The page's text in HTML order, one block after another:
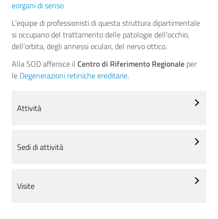
eorgani di senso
L’equipe di professionisti di questa struttura dipartimentale
si occupano del trattamento delle patologie dell’occhio,
dell’orbita, degli annessi oculari, del nervo ottico.
Alla SOD afferisce il Centro di Riferimento Regionale per
le Degenerazioni retiniche ereditarie.
Attività
Sedi di attività
Visite